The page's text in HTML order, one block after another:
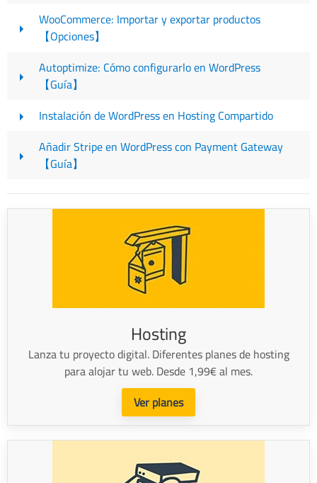
WooCommerce: Importar y exportar productos
【Opciones】
Autoptimize: Cómo configurarlo en WordPress
【Guía】
Instalación de WordPress en Hosting Compartido
Añadir Stripe en WordPress con Payment Gateway
【Guía】
Hosting
Lanza tu proyecto digital. Diferentes planes de hosting
para alojar tu web. Desde 1,99€ al mes.
Ver planes